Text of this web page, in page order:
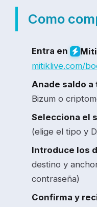
Como
Entra en
mitiklive.com/
Anade saldo a
Bizum o
Selecciona el
(elige el tipo y
Introduce los
destino y
contraseña)
Confirma y